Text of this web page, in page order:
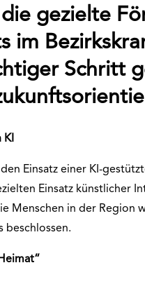
gezielte
im
Schritt
Einsatz einer KI-
Einsatz künstlicher
Menschen in der Region
beschlossen.